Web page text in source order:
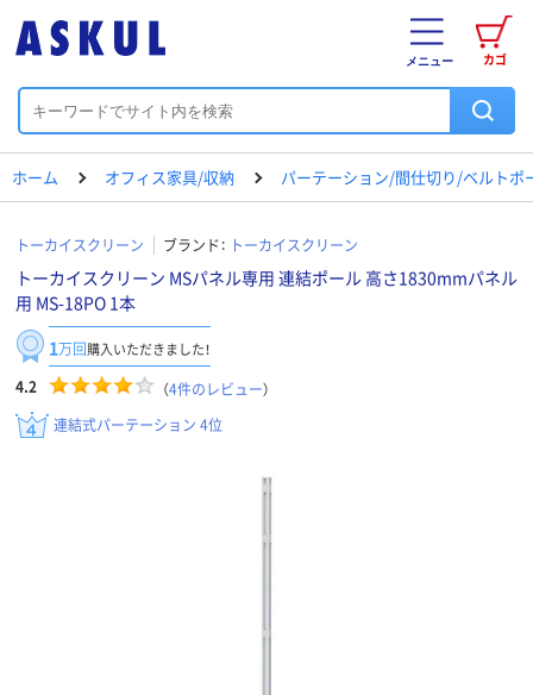
カゴ
メニュー
ホーム オフィス家具/収納 パーテーション/間仕切り/ベルトポ
トーカイスクリーン ブランド： トーカイスクリーン
トーカイスクリーン MSパネル専用 連結ポール 高さ1830mmパネル
用 MS-18PO 1本
1万回購入いただきました！
4.2 （4件のレビュー）
連結式パーテーション 4位